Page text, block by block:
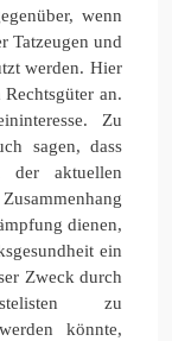
wenn
Tatzeugen und
werden. Hier
an.
Zu
sagen, dass
aktuellen
dienen,
ein
Zweck durch
zu
könnte,